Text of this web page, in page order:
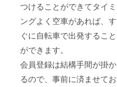
つけることができてタイミ
ングよく空車があれば、す
ぐに自転車で出発すること
ができます。
会員登録は結構手間が掛か
るので、事前に済ませてお